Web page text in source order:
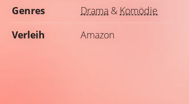
Genres Drama & Komödie
Verleih
Amazon